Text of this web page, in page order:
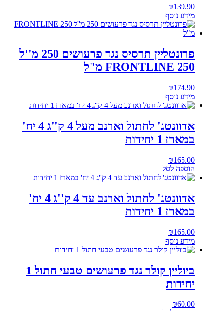
₪139.90
מידע נוסף
פרונטליין תרסיס נגד פרעושים 250 מ''ל
FRONTLINE 250 מ"ל
₪174.90
מידע נוסף
אדוונטג' לחתול וארנב מעל 4 ק''ג 4 יח'
במארז 1 יחידות
₪165.00
הוספה לסל
אדוונטג' לחתול וארנב עד 4 ק''ג 4 יח'
במארז 1 יחידות
₪165.00
מידע נוסף
ביוליין קולר נגד פרעושים טבעי חתול 1
יחידות
₪60.00